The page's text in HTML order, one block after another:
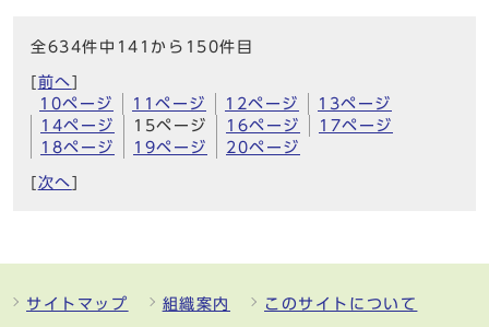
全634件中141から150件目
前へ
10ページ
11ページ 12ページ
13ページ
14ページ
15ページ 16ページ
17ページ
18ページ
19ページ 20ページ
次へ
サイトマップ 組織案内 このサイトについて